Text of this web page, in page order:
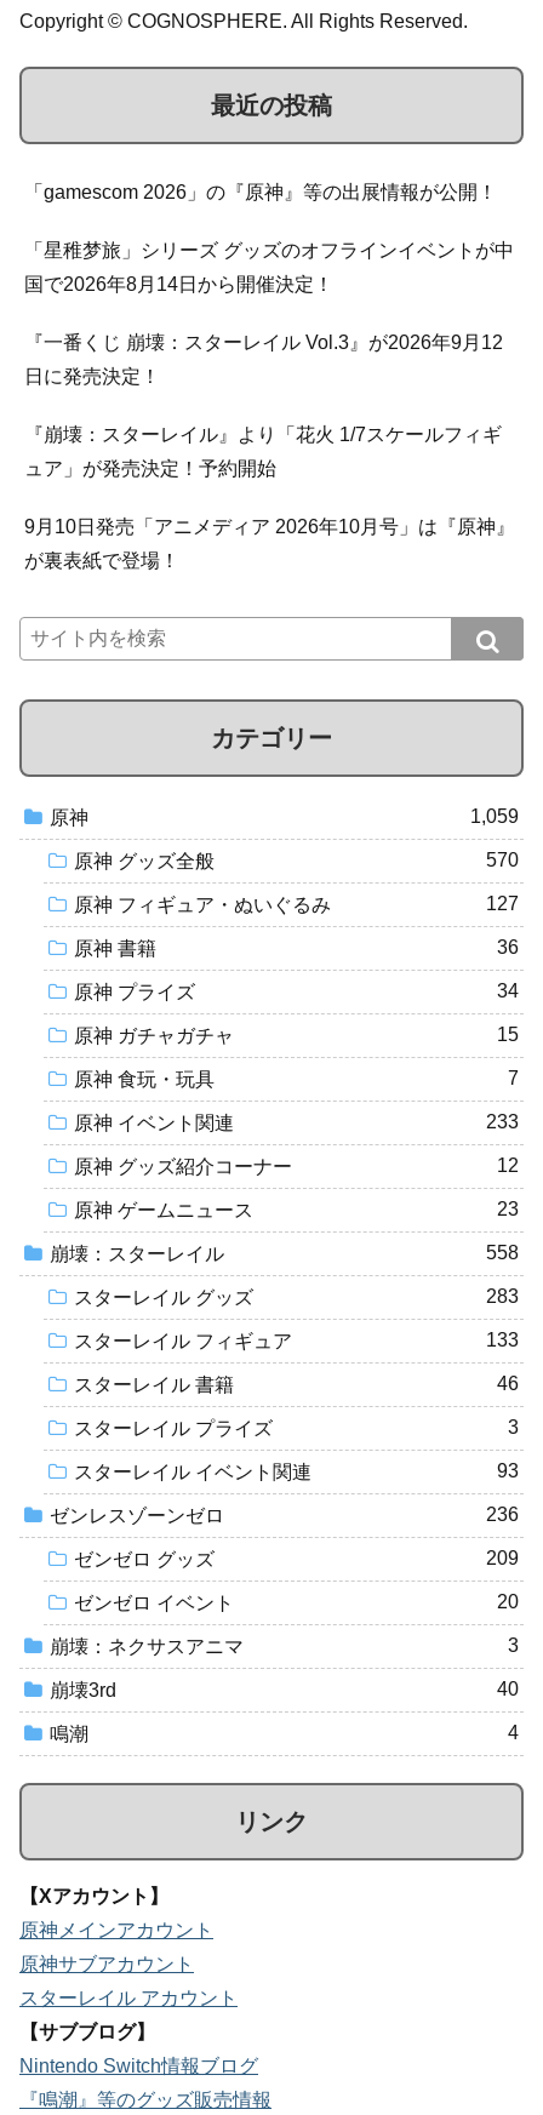
Copyright © COGNOSPHERE. All Rights Reserved.
最近の投稿
「gamescom 2026」の『原神』等の出展情報が公開！
「星稚梦旅」シリーズ グッズのオフラインイベントが中
国で2026年8月14日から開催決定！
『一番くじ 崩壊：スターレイル Vol.3』が2026年9月12
日に発売決定！
『崩壊：スターレイル』より「花火 1/7スケールフィギ
ュア」が発売決定！予約開始
9月10日発売「アニメディア 2026年10月号」は『原神』
が裏表紙で登場！
カテゴリー
原神 1,059
原神 グッズ全般 570
原神 フィギュア・ぬいぐるみ 127
原神 書籍 36
原神 プライズ 34
原神 ガチャガチャ 15
原神 食玩・玩具 7
原神 イベント関連 233
原神 グッズ紹介コーナー 12
原神 ゲームニュース 23
崩壊：スターレイル 558
スターレイル グッズ 283
スターレイル フィギュア 133
スターレイル 書籍 46
スターレイル プライズ 3
スターレイル イベント関連 93
ゼンレスゾーンゼロ 236
ゼンゼロ グッズ 209
ゼンゼロ イベント 20
崩壊：ネクサスアニマ 3
崩壊3rd 40
鳴潮 4
リンク
【Xアカウント】
原神メインアカウント
原神サブアカウント
スターレイル アカウント
【サブブログ】
Nintendo Switch情報ブログ
『鳴潮』等のグッズ販売情報